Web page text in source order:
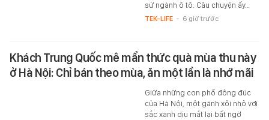
sử ngành ô tô. Câu chuyện ấy…
TEK-LIFE - 6 giờ trước
Khách Trung Quốc mê mẩn thức quà mùa thu này
ở Hà Nội: Chỉ bán theo mùa, ăn một lần là nhớ mãi
Giữa những con phố đông đúc
của Hà Nội, một gánh xôi nhỏ với
sắc xanh dịu mắt lại bất ngờ